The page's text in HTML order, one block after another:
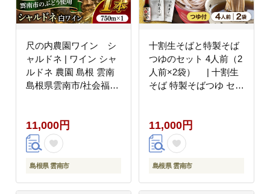
尺の内農園ワイン シ
ャルドネ | ワイン シャ
ルドネ 農園 島根 雲南
島根県雲南市/社会福祉
11,000円
島根県 雲南市
十割生そばと特製そば
つゆのセット 4人前（2
人前×2袋） | 十割生
そば 特製そばつゆ セッ
有機農園 [AICU004]
11,000円
島根県 雲南市